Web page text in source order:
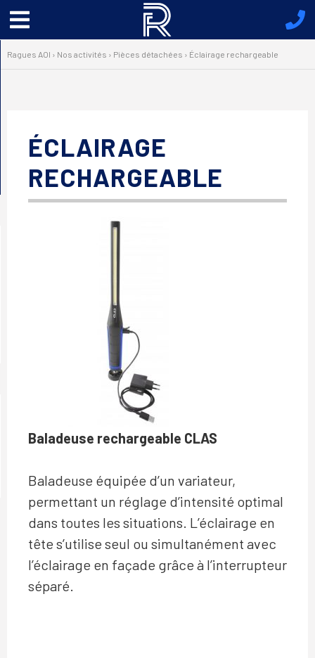
Menu
principal
Ragues AOI › Nos activités › Pièces détachées › Éclairage rechargeable
ÉCLAIRAGE
RECHARGEABLE
Baladeuse rechargeable CLAS
Baladeuse équipée d’un variateur,
permettant un réglage d’intensité optimal
dans toutes les situations. L’éclairage en
tête s’utilise seul ou simultanément avec
l’éclairage en façade grâce à l’interrupteur
séparé.